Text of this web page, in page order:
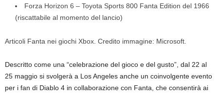
Forza Horizon 6 – Toyota Sports 800 Fanta Edition del 1966
(riscattabile al momento del lancio)
Articoli Fanta nei giochi Xbox. Credito immagine: Microsoft.
Descritto come una “celebrazione del gioco e del gusto”, dal 22 al
25 maggio si svolgerà a Los Angeles anche un coinvolgente evento
per i fan di Diablo 4 in collaborazione con Fanta, che consentirà ai